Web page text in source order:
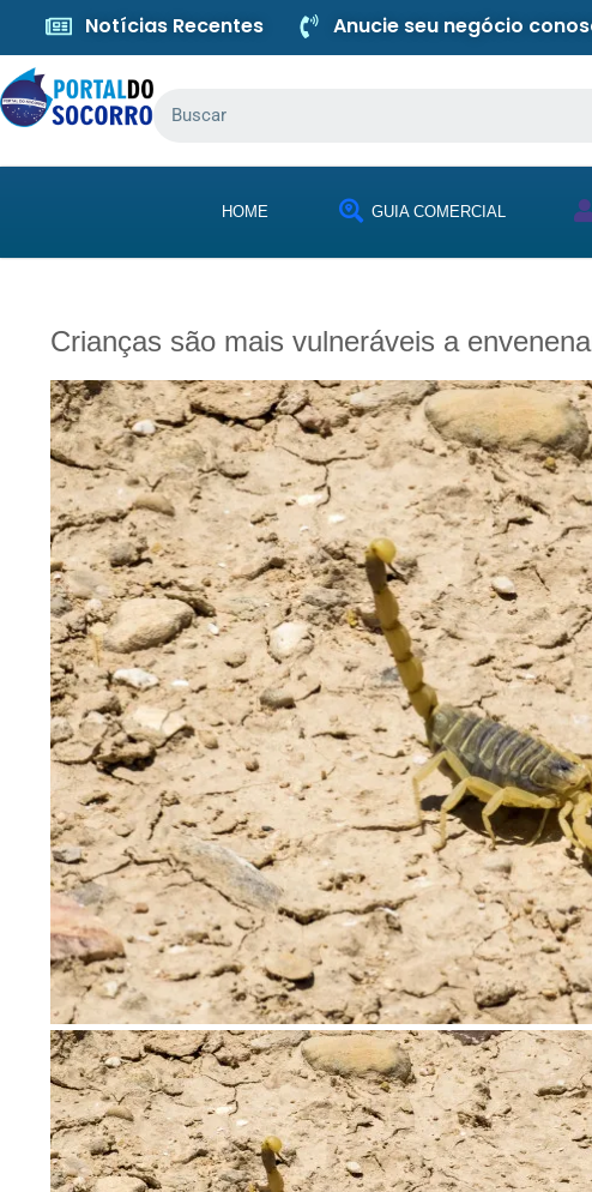
Notícias Recentes Anucie seu negócio
HOME GUIA COMERCIAL
Crianças são mais vulneráveis a